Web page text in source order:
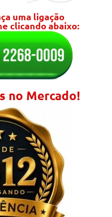
uma ligação
clicando abaixo:
no Mercado!